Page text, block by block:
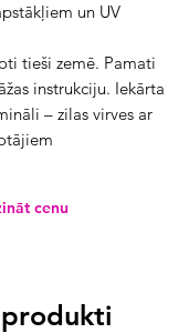
un UV
tieši zemē. Pamati
instrukciju. Iekārta
– zilas virves ar
cenu